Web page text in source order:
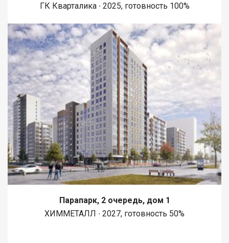
ГК Кварталика ∙ 2025, готовность 100%
Парапарк, 2 очередь, дом 1
ХИММЕТАЛЛ ∙ 2027, готовность 50%